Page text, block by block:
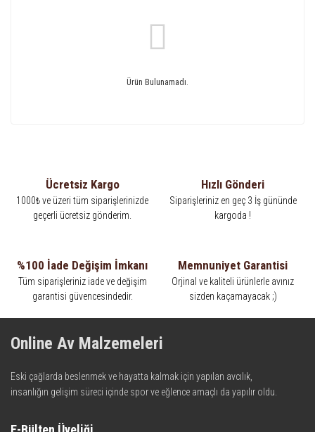
Ürün Bulunamadı.
Ücretsiz Kargo
1000₺ ve üzeri tüm siparişlerinizde
geçerli ücretsiz gönderim.
Hızlı Gönderi
Siparişleriniz en geç 3 İş gününde
kargoda !
%100 İade Değişim İmkanı
Tüm siparişleriniz iade ve değişim
garantisi güvencesindedir.
Memnuniyet Garantisi
Orjinal ve kaliteli ürünlerle avınız
sizden kaçamayacak ;)
Online Av Malzemeleri
Eski çağlarda beslenmek ve hayatta kalmak için yapılan avcılık,
insanlığın gelişim süreci içinde spor ve eğlence amaçlı da yapılır oldu.
teknolojinin dokunuşuyla av malzemelerinde en iyisini meydana